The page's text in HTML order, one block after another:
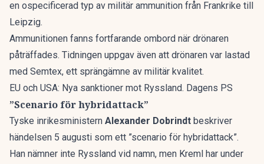
en ospecificerad typ av militär ammunition från Frankrike till
Leipzig.
Ammunitionen fanns fortfarande ombord när drönaren
påträffades. Tidningen uppgav även att drönaren var lastad
med Semtex, ett sprängämne av militär kvalitet.
EU och USA: Nya sanktioner mot Ryssland. Dagens PS
”Scenario för hybridattack”
Tyske inrikesministern Alexander Dobrindt beskriver
händelsen 5 augusti som ett ”scenario för hybridattack”.
Han nämner inte Ryssland vid namn, men Kreml har under